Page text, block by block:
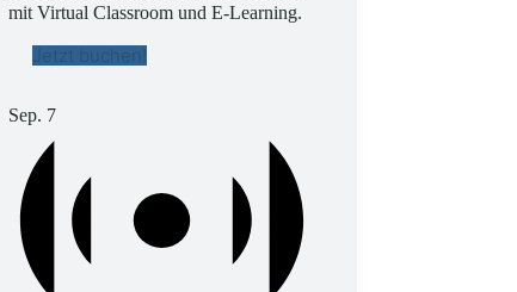
mit Virtual Classroom und E-Learning.
Jetzt buchen!
Sep. 7